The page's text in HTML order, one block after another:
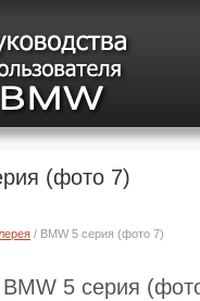
(фото 7)
/ BMW 5 серия (фото 7)
BMW 5 серия